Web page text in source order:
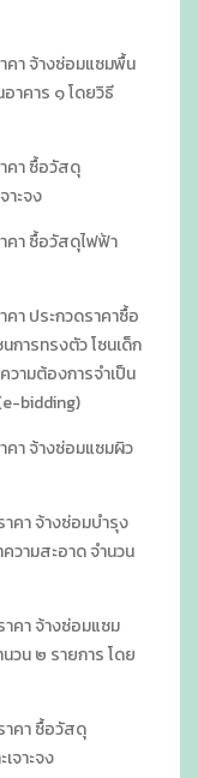
คา จ้างซ่อมแซมพื้น
าคาร ๑ โดยวิธี
คา ซื้อวัสดุ
าะจง
คา ซื้อวัสดุไฟฟ้า
า ประกวดราคาซื้อ
การทรงตัว โซนเด็ก
วามต้องการจำเป็น
bidding)
า จ้างซ่อมแซมผิว
คา จ้างซ่อมบำรุง
วามสะอาด จำนวน
คา จ้างซ่อมแซม
วน ๒ รายการ โดย
คา ซื้อวัสดุ
จาะจง